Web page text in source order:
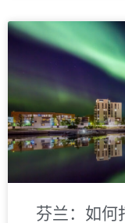
芬兰：如何